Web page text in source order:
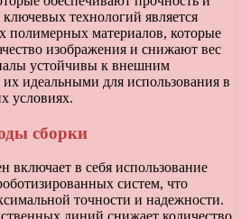
технологий является
полимерных материалов, которые
изображения и снижают вес
устойчивы к внешним
их идеальными для использования в
условиях.
сборки
включает в себя использование
систем, что
точности и надежности.